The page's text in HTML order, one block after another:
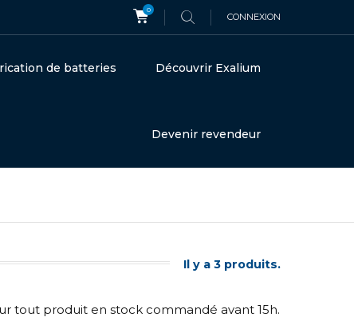
0
CONNEXION
de batteries Découvrir Exalium
Devenir revendeur
Il y a 3 produits.
tout produit en stock commandé avant 15h.